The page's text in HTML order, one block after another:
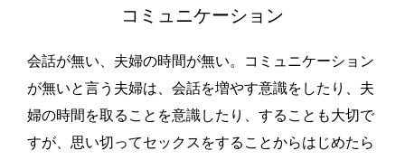
コミュニケーション
会話が無い、夫婦の時間が無い。コミュニケーション
が無いと言う夫婦は、会話を増やす意識をしたり、夫
婦の時間を取ることを意識したり、することも大切で
すが、思い切ってセックスをすることからはじめたら